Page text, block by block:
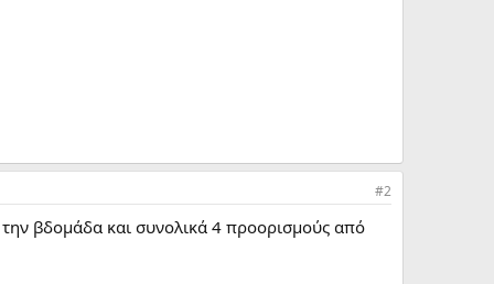
#2
βδομάδα και συνολικά 4 προορισμούς από